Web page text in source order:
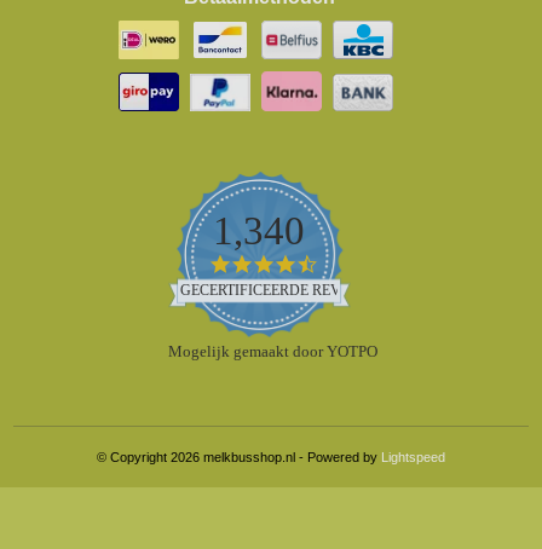
1,340
4.5
star
rating
GECERTIFICEERDE REVIEWS
Mogelijk gemaakt door YOTPO
© Copyright 2026 melkbusshop.nl - Powered by Lightspeed